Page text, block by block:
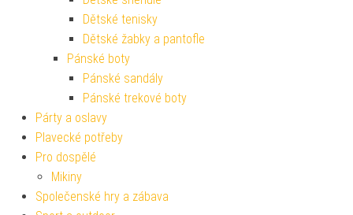
Dětské tenisky
Dětské žabky a pantofle
Pánské boty
Pánské sandály
Pánské trekové boty
Párty a oslavy
Plavecké potřeby
Pro dospělé
Mikiny
Společenské hry a zábava